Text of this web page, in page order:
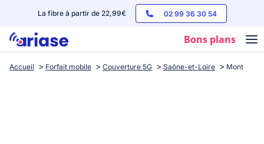
La fibre à partir de 22,99€ 02 99 36 30 54
Bons plans
Box internet
Accueil Forfait mobile Couverture 5G Saône-et-Loire Mont